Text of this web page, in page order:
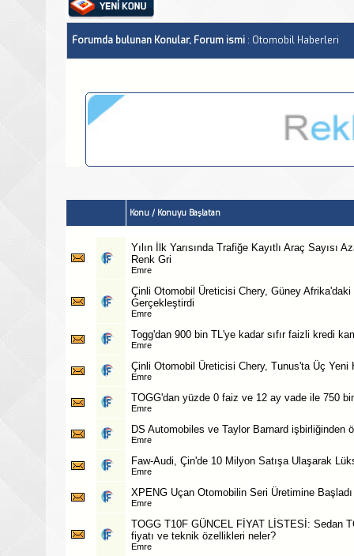
Forumda bulunan Konular, Forum ismi : Otomobil Haberleri
Konu / Konuyu Başlatan
Yılın İlk Yarısında Trafiğe Kayıtlı Araç Sayısı
Renk Gri
Emre
Çinli Otomobil Üreticisi Chery, Güney Afrika'daki
Gerçekleştirdi
Emre
Togg'dan 900 bin TL'ye kadar sıfır faizli kredi
Emre
Çinli Otomobil Üreticisi Chery, Tunus'ta Üç
Emre
TOGG'dan yüzde 0 faiz ve 12 ay vade ile 750
Emre
DS Automobiles ve Taylor Barnard işbirliğinden
Emre
Faw-Audi, Çin'de 10 Milyon Satışa Ulaşarak
Emre
XPENG Uçan Otomobilin Seri Üretimine Başladı
Emre
TOGG T10F GÜNCEL FİYAT LİSTESİ: Sedan
fiyatı ve teknik özellikleri neler?
Emre